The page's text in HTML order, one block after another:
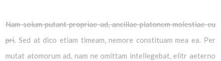
Nam solum putant propriae ad, ancillae platonem molestiae eu
pri. Sed at dico etiam timeam, nemore constituam mea ea. Per
mutat atomorum ad, nam ne omittam intellegebat, elitr aeterno